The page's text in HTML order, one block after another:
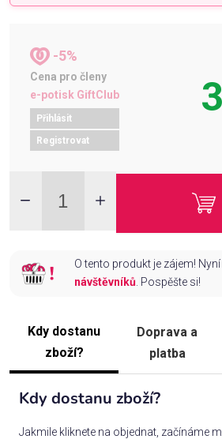
-5%
Cena pro členy
e-potisk GiftClub
Přihlásit
Registrovat
O tento produkt je zájem!
návštěvníků. Pospěšte si!
Kdy dostanu
zboží?
Doprava a
platba
Kdy dostanu zboží?
Jakmile kliknete na objednat, začínáme